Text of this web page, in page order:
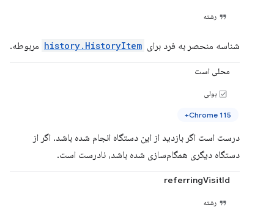
رشته
شناسه منحصر به فرد برای history.HistoryItem مربوطه.
محلی است
بولی
Chrome 115+
درست است اگر بازدید از این دستگاه انجام شده باشد. اگر از
دستگاه دیگری همگام‌سازی شده باشد، نادرست است.
referringVisitId
رشته